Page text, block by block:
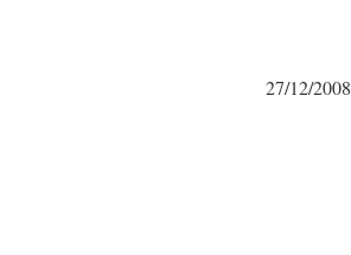
27/12/2008